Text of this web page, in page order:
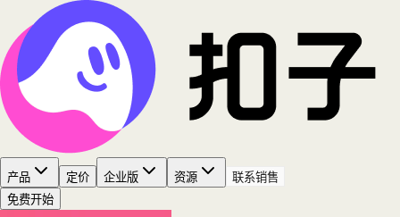
产品 定价 企业版 资源
联系销售
免费开始